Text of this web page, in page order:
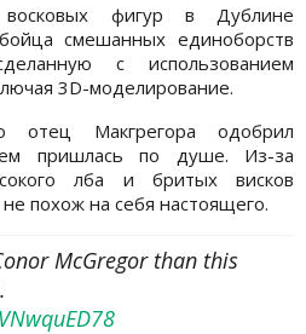
фигур в Дублине
смешанных единоборств
с использованием
3D-моделирование.
Макгрегора одобрил
пришлась по душе. Из-за
лба и бритых висков
похож на себя настоящего.
McGregor than this